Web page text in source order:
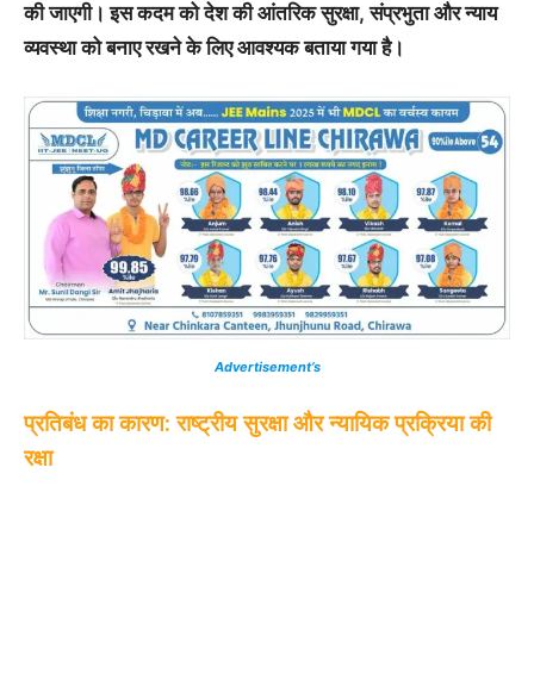
की जाएगी। इस कदम को देश की आंतरिक सुरक्षा, संप्रभुता और न्याय
व्यवस्था को बनाए रखने के लिए आवश्यक बताया गया है।
Advertisement’s
प्रतिबंध का कारण: राष्ट्रीय सुरक्षा और न्यायिक प्रक्रिया की
रक्षा